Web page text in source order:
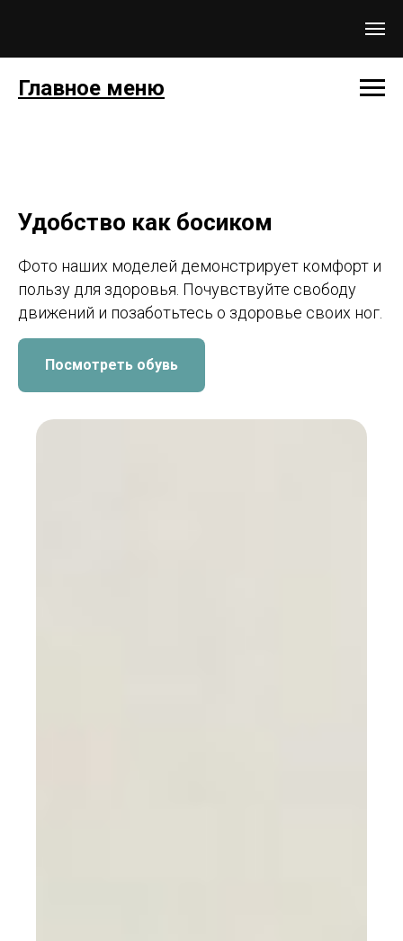
Главное меню
Удобство как босиком
Фото наших моделей демонстрирует комфорт и
пользу для здоровья. Почувствуйте свободу
движений и позаботьтесь о здоровье своих ног.
Посмотреть обувь